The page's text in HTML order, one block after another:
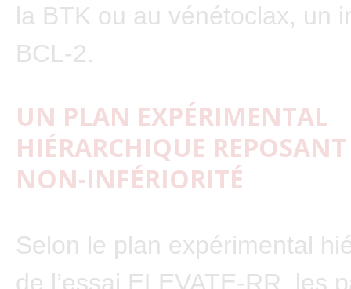
la BTK ou au vénétoclax, un
BCL-2.
UN PLAN EXPÉRIMENTAL
HIÉRARCHIQUE
NON-INFÉRIORITÉ
Selon le plan expérimental
de l’essai ELEVATE-RR, les